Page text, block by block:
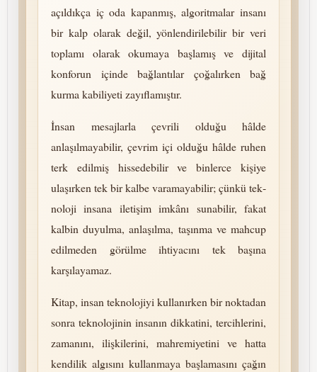
açıldıkça iç oda kapanmış, algoritmalar insanı
bir kalp olarak değil, yönlendirilebilir bir veri
toplamı olarak okumaya başlamış ve dijital
konforun içinde bağlantılar çoğalırken bağ
kurma kabiliyeti zayıflamıştır.
İnsan mesajlarla çevrili olduğu hâlde
anlaşılmayabilir, çevrim içi olduğu hâlde ruhen
terk edilmiş hissedebilir ve binlerce kişiye
ulaşırken tek bir kalbe varamayabilir; çünkü tek­
no­lo­ji insana iletişim imkânı sunabilir, fakat
kalbin duyulma, anlaşılma, taşınma ve mahcup
edilmeden görülme ihtiyacını tek başına
karşılayamaz.
Kitap, insan tek­no­lo­jiyi kullanırken bir noktadan
sonra tek­no­lo­jinin insanın dikkatini, tercihlerini,
zamanını, ilişkilerini, mah­re­mi­yetini ve hatta
kendilik algısını kullanmaya başlamasını çağın